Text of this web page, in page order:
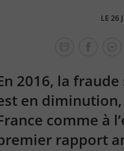
LE 26
2016, la
en
comme à
rapport